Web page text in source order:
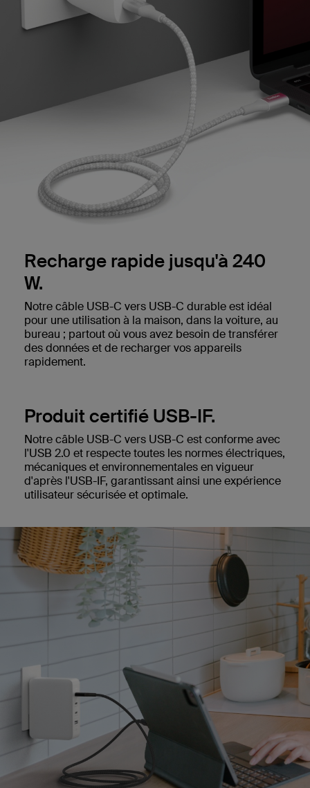
Recharge rapide jusqu'à 240
W.
Notre câble USB-C vers USB-C durable est idéal
pour une utilisation à la maison, dans la voiture, au
bureau ; partout où vous avez besoin de transférer
des données et de recharger vos appareils
rapidement.
Produit certifié USB-IF.
Notre câble USB-C vers USB-C est conforme avec
l'USB 2.0 et respecte toutes les normes électriques,
mécaniques et environnementales en vigueur
d'après l'USB-IF, garantissant ainsi une expérience
utilisateur sécurisée et optimale.